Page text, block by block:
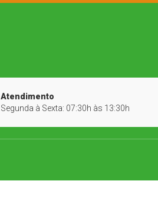
Atendimento
Segunda à Sexta: 07:30h às 13:30h